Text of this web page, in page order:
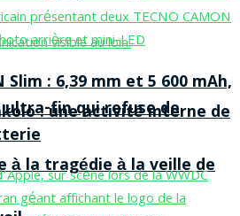
: une activité interne de
à la tragédie à la veille de
Slim : 6,39 mm et 5 600 mAh,
fin qui refuse de